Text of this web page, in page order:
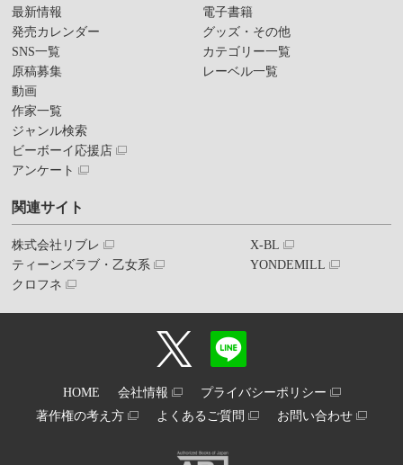
最新情報
発売カレンダー
SNS一覧
原稿募集
動画
作家一覧
ジャンル検索
ビーボーイ応援店
アンケート
電子書籍
グッズ・その他
カテゴリー一覧
レーベル一覧
関連サイト
株式会社リブレ
ティーンズラブ・乙女系
クロフネ
X-BL
YONDEMILL
HOME 会社情報
プライバシーポリシー
著作権の考え方
よくあるご質問 お問い合わせ